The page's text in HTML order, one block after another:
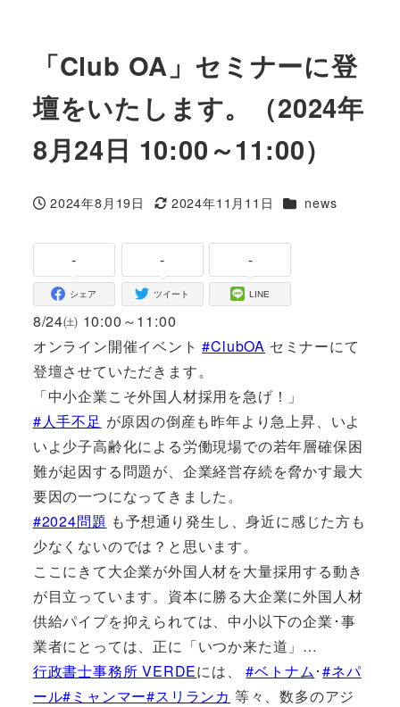
「Club OA」セミナーに登
壇をいたします。（2024年
8月24日 10:00～11:00）
投稿日
2024年8月19日
更新日
2024年11月11日 カテゴリー
news
-
シェア
-
ツイート
-
LINE
8/24㈯ 10:00～11:00
オンライン開催イベント#ClubOA セミナーにて
登壇させていただきます。
「中小企業こそ外国人材採用を急げ！」
#人手不足 が原因の倒産も昨年より急上昇、いよ
いよ少子高齢化による労働現場での若年層確保困
難が起因する問題が、企業経営存続を脅かす最大
要因の一つになってきました。
#2024問題 も予想通り発生し、身近に感じた方も
少なくないのでは？と思います。
ここにきて大企業が外国人材を大量採用する動き
が目立っています。資本に勝る大企業に外国人材
供給パイプを抑えられては、中小以下の企業･事
業者にとっては、正に「いつか来た道」…
行政書士事務所 VERDEには、#ベトナム･#ネパ
ール#ミャンマー#スリランカ 等々、数多のアジ